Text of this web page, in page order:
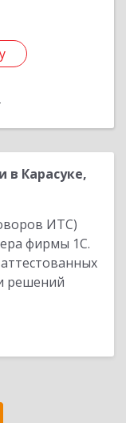
Карасуке,
ИТС)
фирмы 1С.
решений